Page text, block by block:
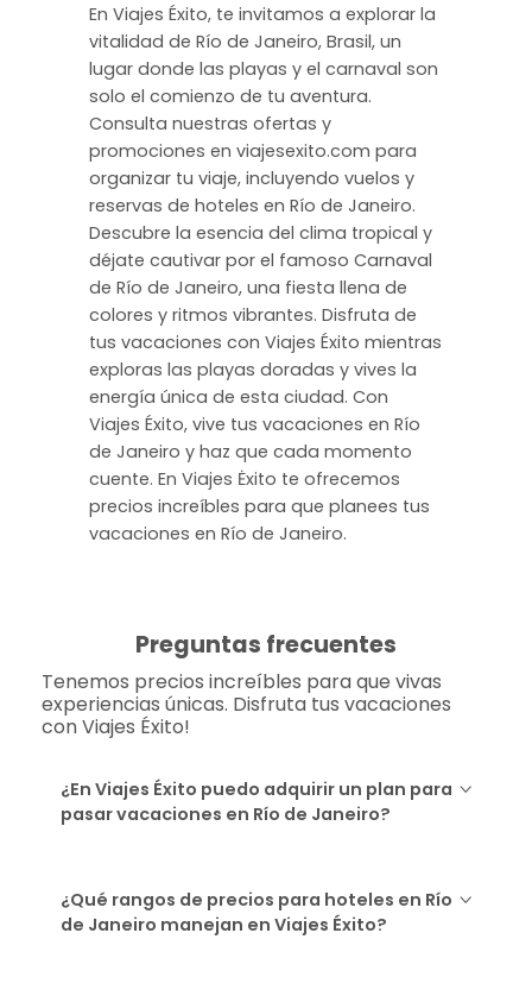
En Viajes Éxito, te invitamos a explorar la
vitalidad de Río de Janeiro, Brasil, un
lugar donde las playas y el carnaval son
solo el comienzo de tu aventura.
Consulta nuestras ofertas y
promociones en viajesexito.com para
organizar tu viaje, incluyendo vuelos y
reservas de hoteles en Río de Janeiro.
Descubre la esencia del clima tropical y
déjate cautivar por el famoso Carnaval
de Río de Janeiro, una fiesta llena de
colores y ritmos vibrantes. Disfruta de
tus vacaciones con Viajes Éxito mientras
exploras las playas doradas y vives la
energía única de esta ciudad. Con
Viajes Éxito, vive tus vacaciones en Río
de Janeiro y haz que cada momento
cuente. En Viajes Ėxito te ofrecemos
precios increíbles para que planees tus
vacaciones en Río de Janeiro.
Preguntas frecuentes
Tenemos precios increíbles para que vivas
experiencias únicas. Disfruta tus vacaciones
con Viajes Éxito!
¿En Viajes Éxito puedo adquirir un plan para
pasar vacaciones en Río de Janeiro?
¿Qué rangos de precios para hoteles en Río
de Janeiro manejan en Viajes Éxito?